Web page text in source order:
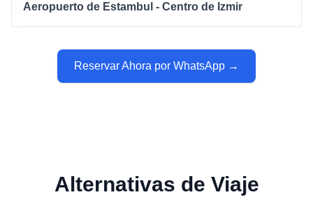
Aeropuerto de Estambul - Centro de Izmir
Reservar Ahora por WhatsApp →
Alternativas de Viaje